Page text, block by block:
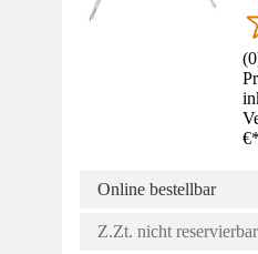
(0
€
Online bestellbar
Z.Zt. nicht reservierbar